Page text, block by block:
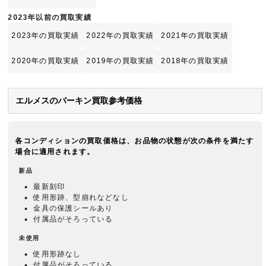
2023年以前の買取実績
2023年の買取実績 2022年の買取実績 2021年の買取実績
2020年の買取実績 2019年の買取実績 2018年の買取実績
エルメスのバーキン買取参考価格
各コンディションの買取価格は、お品物の状態が次の条件を満たす
場合に適用されます。
新品
最新刻印
使用形跡、型崩れなどなし
金具の保護シールあり
付属品がそろっている
未使用
使用形跡なし